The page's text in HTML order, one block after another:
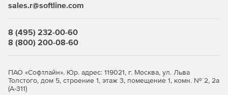
sales.r@softline.com
8 (495) 232-00-60
8 (800) 200-08-60
ПАО «Софтлайн». Юр. адрес: 119021, г. Москва, ул. Льва
Толстого, дом 5, строение 1, этаж 3, помещение 1, комн. № 2, 2а
(А-311)